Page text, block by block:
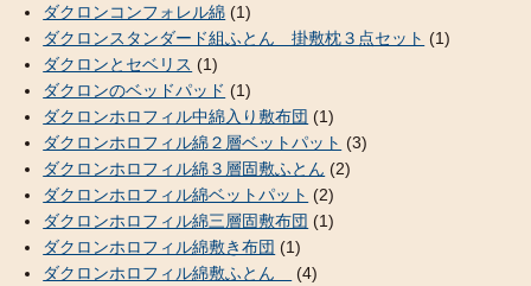
ダクロンコンフォレル綿 (1)
ダクロンスタンダード組ふとん 掛敷枕３点セット (1)
ダクロンとセベリス (1)
ダクロンのベッドパッド (1)
ダクロンホロフィル中綿入り敷布団 (1)
ダクロンホロフィル綿２層ベットパット (3)
ダクロンホロフィル綿３層固敷ふとん (2)
ダクロンホロフィル綿ベットパット (2)
ダクロンホロフィル綿三層固敷布団 (1)
ダクロンホロフィル綿敷き布団 (1)
ダクロンホロフィル綿敷ふとん
(4)